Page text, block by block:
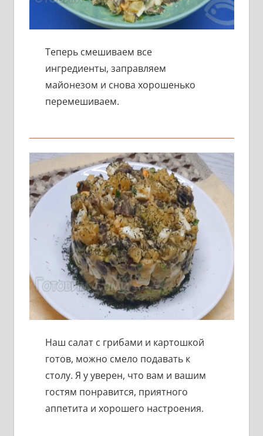
Теперь смешиваем все
ингредиенты, заправляем
майонезом и снова хорошенько
перемешиваем.
Наш салат с грибами и картошкой
готов, можно смело подавать к
столу. Я у уверен, что вам и вашим
гостям понравится, приятного
аппетита и хорошего настроения.